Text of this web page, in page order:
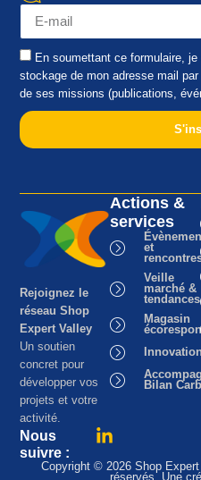
En soumettant ce formulaire,
stockage de mon adresse mail
de ses missions (publications,
Rejoignez le
réseau Shop
Expert Valley
Un soutien
concret pour
développer vos
projets et votre
activité.
Nous
suivre :
Actions &
services
et
Veille
marché &
tendances
Magasin
Bilan
Copyright © 2026 Shop
réservés. Une